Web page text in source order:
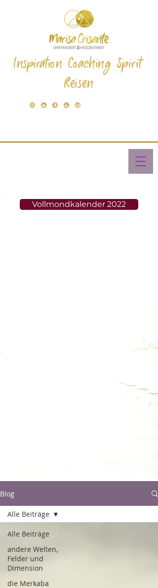
Inspiration Coaching Spirit
Reisen
Vollmondkalender 2022
Blog
Alle Beiträge
andere Welten,
Felder und
Dimension
die Merkaba
Alle Beiträge